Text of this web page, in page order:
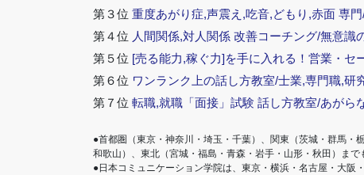
第３位 重度あがり症,声震え,吃音,どもり,赤面 専
第４位 人間関係,対人関係 改善コーチング/無意識
第５位 [売る能力,稼ぐ力]を手に入れる！営業・セ
第６位 ワンランク上の話し方教室/士業,専門職,研
第７位 転職,就職「面接」試験 話し方教室/あがら
●首都圏（東京・神奈川・埼玉・千葉）、関東（茨城・群馬・
和歌山）、東北（宮城・福島・青森・岩手・山形・秋田）ま
●日本コミュニケーション学院は、東京・横浜・名古屋・大阪